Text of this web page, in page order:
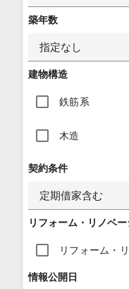
築年数
指定なし
建物構造
鉄筋系
木造
契約条件
定期借家含む
リフォーム・リノベ
リフォーム・
情報公開日